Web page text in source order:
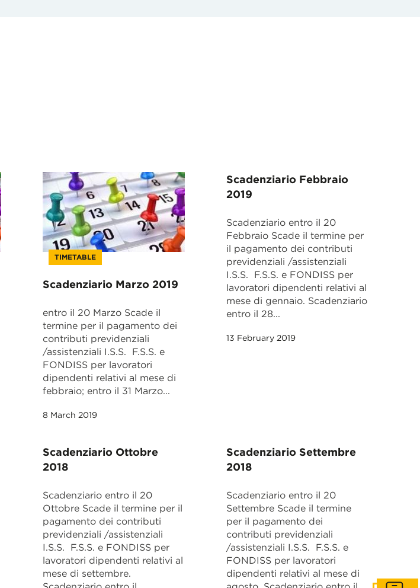
TIMETABLE
Scadenziario Marzo 2019
entro il 20 Marzo Scade il
termine per il pagamento dei
contributi previdenziali
/assistenziali I.S.S. F.S.S. e
FONDISS per lavoratori
dipendenti relativi al mese di
febbraio; entro il 31 Marzo...
8 March 2019
Scadenziario Febbraio
2019
Scadenziario entro il 20
Febbraio Scade il termine per
il pagamento dei contributi
previdenziali /assistenziali
I.S.S. F.S.S. e FONDISS per
lavoratori dipendenti relativi al
mese di gennaio. Scadenziario
entro il 28...
13 February 2019
Scadenziario Ottobre
2018
Scadenziario entro il 20
Ottobre Scade il termine per il
pagamento dei contributi
previdenziali /assistenziali
I.S.S. F.S.S. e FONDISS per
lavoratori dipendenti relativi al
mese di settembre.
Scadenziario Settembre
2018
Scadenziario entro il 20
Settembre Scade il termine
per il pagamento dei
contributi previdenziali
/assistenziali I.S.S. F.S.S. e
FONDISS per lavoratori
dipendenti relativi al mese di